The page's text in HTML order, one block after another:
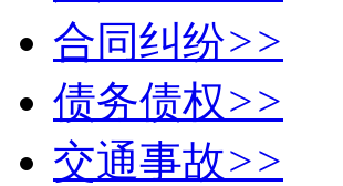
合同纠纷>>
债务债权>>
交通事故>>